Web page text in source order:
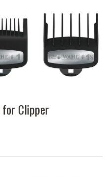
Clipper